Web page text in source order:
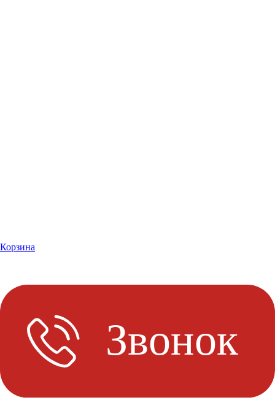
Корзина